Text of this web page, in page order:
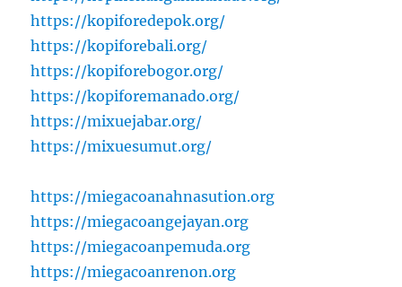
https://kopiforedepok.org/
https://kopiforebali.org/
https://kopiforebogor.org/
https://kopiforemanado.org/
https://mixuejabar.org/
https://mixuesumut.org/
https://miegacoanahnasution.org
https://miegacoangejayan.org
https://miegacoanpemuda.org
https://miegacoanrenon.org